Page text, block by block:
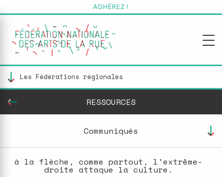
au
contenu
principal
ADHÉREZ !
RESSOURCES
Communiqués
à la flèche, comme partout, l'extrême-
droite attaque la culture.